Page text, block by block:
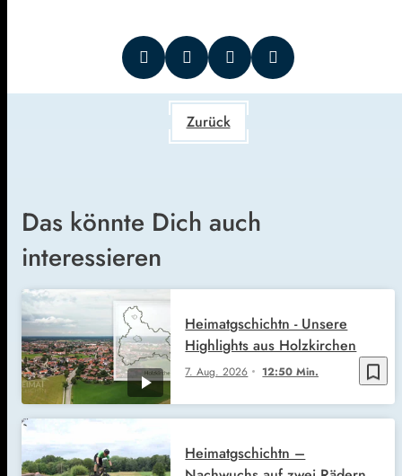
Zurück
Das könnte Dich auch
interessieren
bookmark_border
7. Aug. 2026 12:50 Min.
Heimatgschichtn - Unsere
Highlights aus Holzkirchen
Heimatgschichtn –